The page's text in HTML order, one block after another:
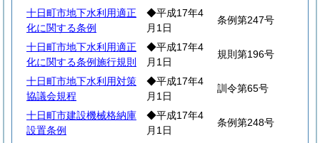
十日町市地下水利用適正
化に関する条例
◆平成17年4
月1日
条例第247号
十日町市地下水利用適正
化に関する条例施行規則
◆平成17年4
月1日
規則第196号
十日町市地下水利用対策
協議会規程
◆平成17年4
月1日
訓令第65号
十日町市建設機械格納庫
設置条例
◆平成17年4
月1日
条例第248号